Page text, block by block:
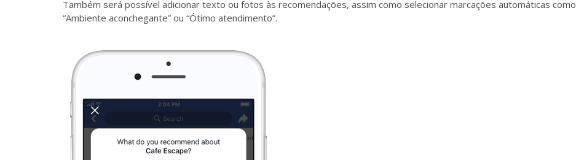
Também será possível adicionar texto ou fotos às recomendações, assim como selecionar marcações automáticas como
“Ambiente aconchegante” ou “Ótimo atendimento”.